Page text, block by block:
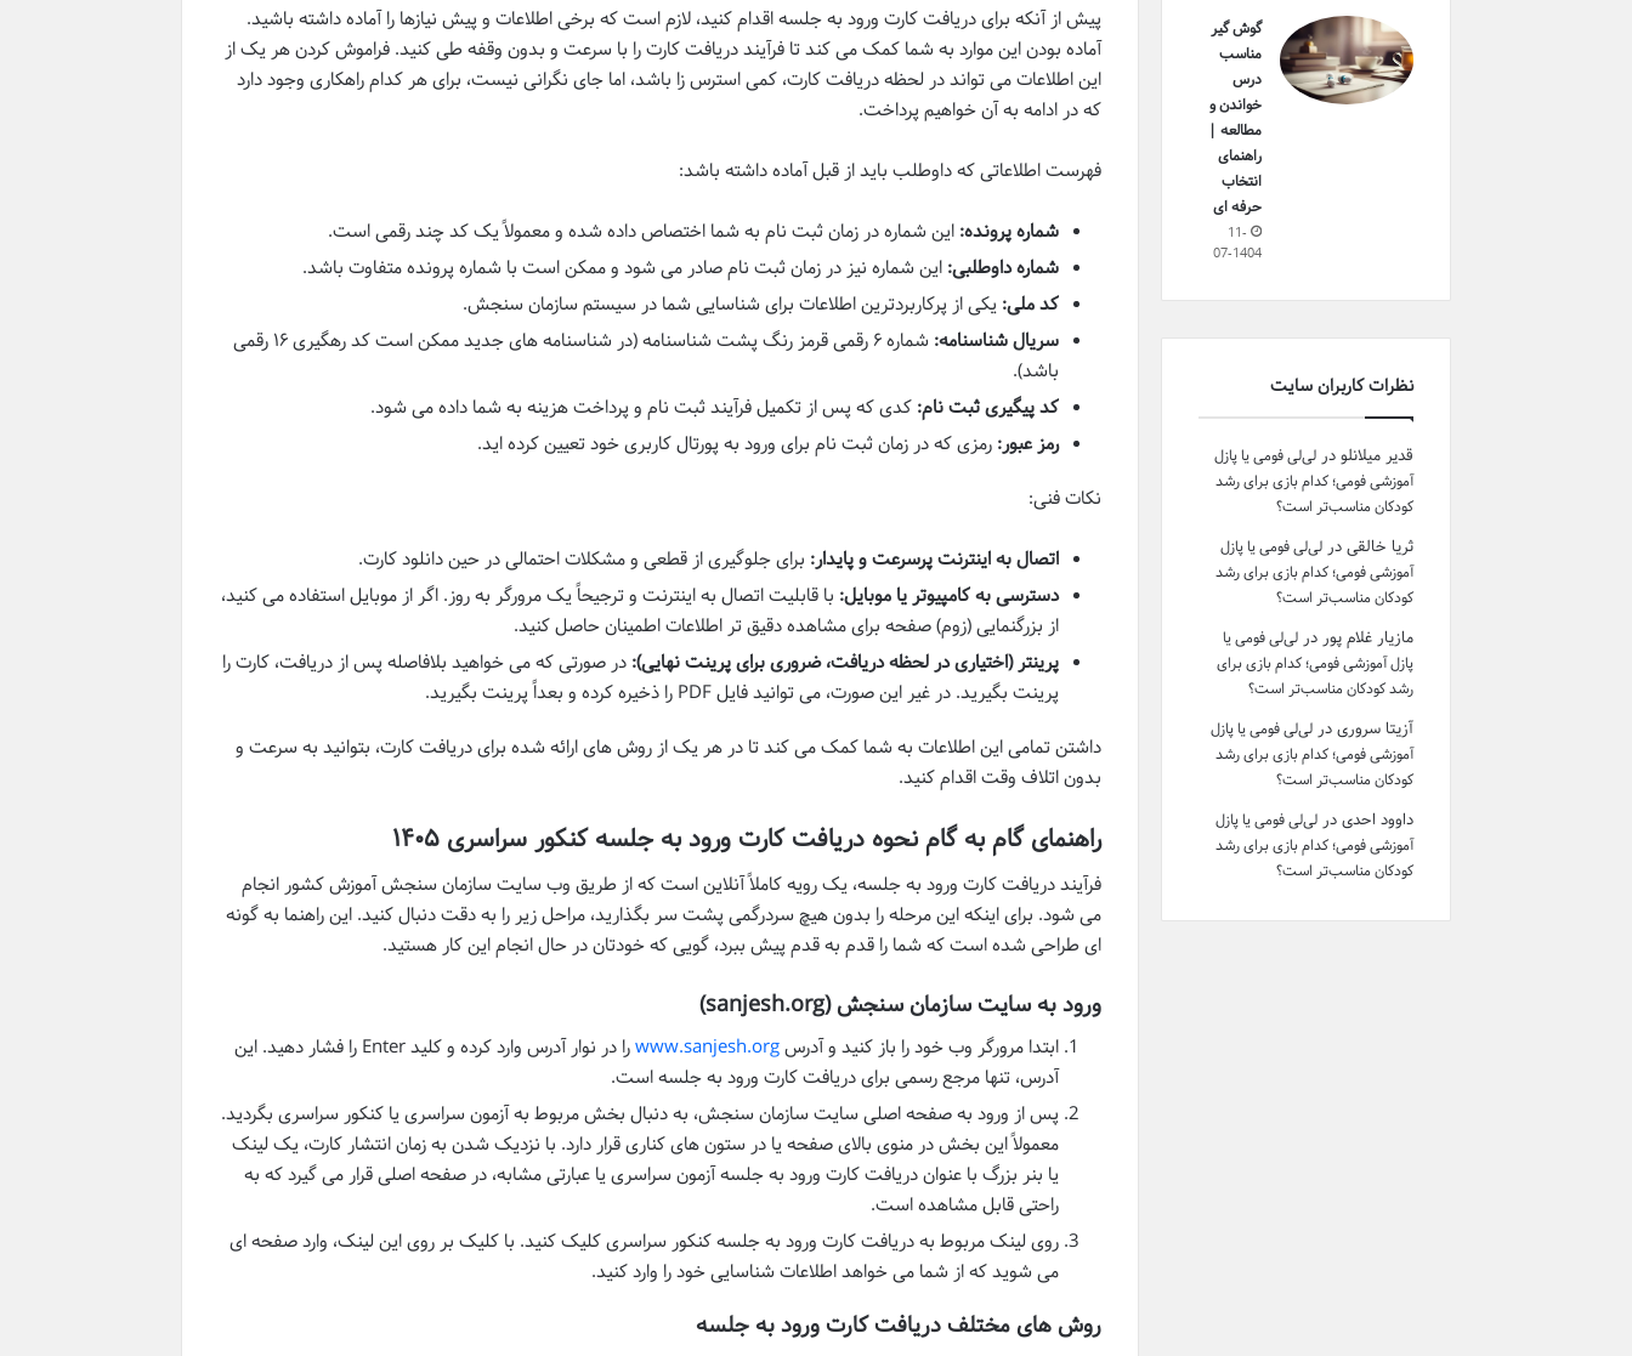
پیش از آنکه برای دریافت کارت ورود به جلسه اقدام کنید، لازم است که برخی اطلاعات و پیش نیازها را آماده داشته باشید.
آماده بودن این موارد به شما کمک می کند تا فرآیند دریافت کارت را با سرعت و بدون وقفه طی کنید. فراموش کردن هر یک از
این اطلاعات می تواند در لحظه دریافت کارت، کمی استرس زا باشد، اما جای نگرانی نیست، برای هر کدام راهکاری وجود دارد
که در ادامه به آن خواهیم پرداخت.
فهرست اطلاعاتی که داوطلب باید از قبل آماده داشته باشد:
شماره پرونده: این شماره در زمان ثبت نام به شما اختصاص داده شده و معمولاً یک کد چند رقمی است.
شماره داوطلبی: این شماره نیز در زمان ثبت نام صادر می شود و ممکن است با شماره پرونده متفاوت باشد.
کد ملی: یکی از پرکاربردترین اطلاعات برای شناسایی شما در سیستم سازمان سنجش.
سریال شناسنامه:
شماره ۶ رقمی قرمز رنگ پشت شناسنامه (در شناسنامه های جدید ممکن است کد رهگیری ۱۶ رقمی
باشد).
کد پیگیری ثبت نام: کدی که پس از تکمیل فرآیند ثبت نام و پرداخت هزینه به شما داده می شود.
رمز عبور: رمزی که در زمان ثبت نام برای ورود به پورتال کاربری خود تعیین کرده اید.
نکات فنی:
اتصال به اینترنت پرسرعت و پایدار: برای جلوگیری از قطعی و مشکلات احتمالی در حین دانلود کارت.
دسترسی به کامپیوتر یا موبایل: با قابلیت اتصال به اینترنت و ترجیحاً یک مرورگر به روز. اگر از موبایل استفاده می کنید،
از بزرگنمایی (زوم) صفحه برای مشاهده دقیق تر اطلاعات اطمینان حاصل کنید.
پرینتر (اختیاری در لحظه دریافت، ضروری برای پرینت نهایی): در صورتی که می خواهید بلافاصله پس از دریافت، کارت را
پرینت بگیرید. در غیر این صورت، می توانید فایل PDF را ذخیره کرده و بعداً پرینت بگیرید.
داشتن تمامی این اطلاعات به شما کمک می کند تا در هر یک از روش های ارائه شده برای دریافت کارت، بتوانید به سرعت و
بدون اتلاف وقت اقدام کنید.
راهنمای گام به گام نحوه دریافت کارت ورود به جلسه کنکور سراسری ۱۴۰۵
فرآیند دریافت کارت ورود به جلسه، یک رویه کاملاً آنلاین است که از طریق وب سایت سازمان سنجش آموزش کشور انجام
می شود. برای اینکه این مرحله را بدون هیچ سردرگمی پشت سر بگذارید، مراحل زیر را به دقت دنبال کنید. این راهنما به گونه
ای طراحی شده است که شما را قدم به قدم پیش ببرد، گویی که خودتان در حال انجام این کار هستید.
ورود به سایت سازمان سنجش (sanjesh.org)
ابتدا مرورگر وب خود را باز کنید و آدرسwww.sanjesh.org
را در نوار آدرس وارد کرده و کلید Enter را فشار دهید. این
آدرس، تنها مرجع رسمی برای دریافت کارت ورود به جلسه است.
پس از ورود به صفحه اصلی سایت سازمان سنجش، به دنبال بخش مربوط به آزمون سراسری یا کنکور سراسری بگردید.
معمولاً این بخش در منوی بالای صفحه یا در ستون های کناری قرار دارد. با نزدیک شدن به زمان انتشار کارت، یک لینک
یا بنر بزرگ با عنوان دریافت کارت ورود به جلسه آزمون سراسری یا عبارتی مشابه، در صفحه اصلی قرار می گیرد که به
راحتی قابل مشاهده است.
روی لینک مربوط به دریافت کارت ورود به جلسه کنکور سراسری کلیک کنید. با کلیک بر روی این لینک، وارد صفحه ای
می شوید که از شما می خواهد اطلاعات شناسایی خود را وارد کنید.
روش های مختلف دریافت کارت ورود به جلسه
گوش گیر
مناسب
درس
خواندن و
مطالعه |
راهنمای
انتخاب
حرفه ای
11-
07-1404
نظرات کاربران سایت
قدیر میلانلو درلی‌لی فومی یا پازل
آموزشی فومی؛ کدام بازی برای رشد
کودکان مناسب‌تر است؟
ثریا خالقی درلی‌لی فومی یا پازل
آموزشی فومی؛ کدام بازی برای رشد
کودکان مناسب‌تر است؟
مازیار غلام پور درلی‌لی فومی یا
پازل آموزشی فومی؛ کدام بازی برای
رشد کودکان مناسب‌تر است؟
آزیتا سروری درلی‌لی فومی یا پازل
آموزشی فومی؛ کدام بازی برای رشد
کودکان مناسب‌تر است؟
داوود احدی درلی‌لی فومی یا پازل
آموزشی فومی؛ کدام بازی برای رشد
کودکان مناسب‌تر است؟